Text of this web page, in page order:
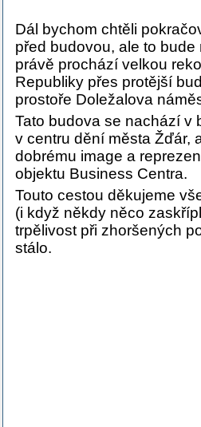
Dál bychom chtěli
před budovou, ale to
právě prochází velkou
Republiky přes protější
prostoře Doležalova
Tato budova se nachází v
v centru dění města Žďár,
dobrému image a
objektu Business Centra.
Touto cestou děkujeme
(i když někdy něco
trpělivost při zhoršených
stálo.